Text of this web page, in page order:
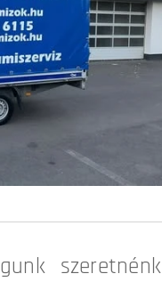
szeretnénk